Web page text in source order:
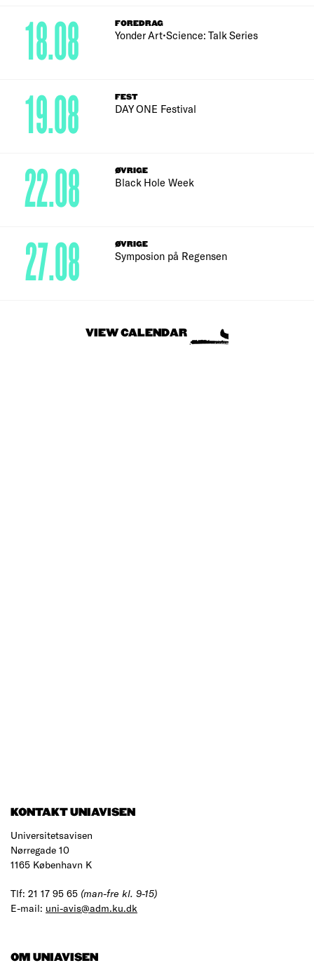
FOREDRAG
Yonder Art•Science: Talk Series
18.08
FEST
DAY ONE Festival
19.08
ØVRIGE
Black Hole Week
22.08
ØVRIGE
Symposion på Regensen
27.08
VIEW CALENDAR
KONTAKT UNIAVISEN
Universitetsavisen
Nørregade 10
1165 København K
Tlf: 21 17 95 65 (man-fre kl. 9-15)
E-mail: uni-avis@adm.ku.dk
OM UNIAVISEN